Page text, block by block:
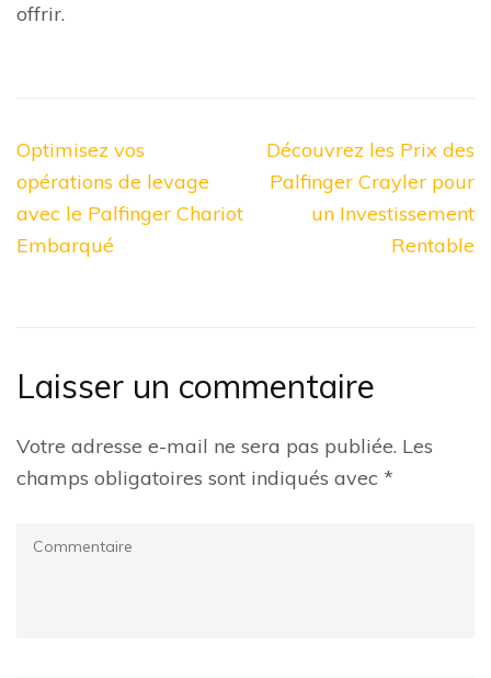
offrir.
Navigation
de
l’article
Optimisez vos
opérations de levage
avec le Palfinger Chariot
Embarqué
Découvrez les Prix des
Palfinger Crayler pour
un Investissement
Rentable
Laisser un commentaire
Votre adresse e-mail ne sera pas publiée. Les
champs obligatoires sont indiqués avec *
Commentaire